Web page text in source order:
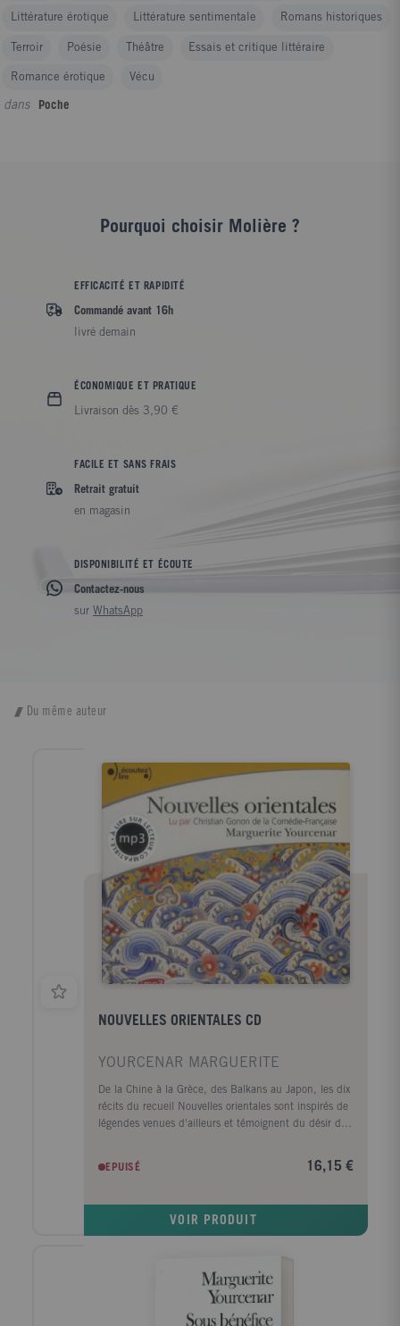
Littérature érotique Littérature sentimentale Romans historiques
Terroir Poésie Théâtre Essais et critique littéraire
Romance érotique Vécu
dans Poche
Pourquoi choisir Molière ?
EFFICACITÉ ET RAPIDITÉ
Commandé avant 16h
livré demain
ÉCONOMIQUE ET PRATIQUE
Livraison dès 3,90 €
FACILE ET SANS FRAIS
Retrait gratuit
en magasin
DISPONIBILITÉ ET ÉCOUTE
Contactez-nous
sur WhatsApp
Du même auteur
NOUVELLES ORIENTALES CD
YOURCENAR MARGUERITE
De la Chine à la Grèce, des Balkans au Japon, les dix
récits du recueil Nouvelles orientales sont inspirés de
légendes venues d'ailleurs et témoignent du désir de
Marguerite Yourcenar nous promène entre le rêve et
la réalité, les choses et l'apparence des choses et
EPUISÉ 16,15 €
VOIR PRODUIT